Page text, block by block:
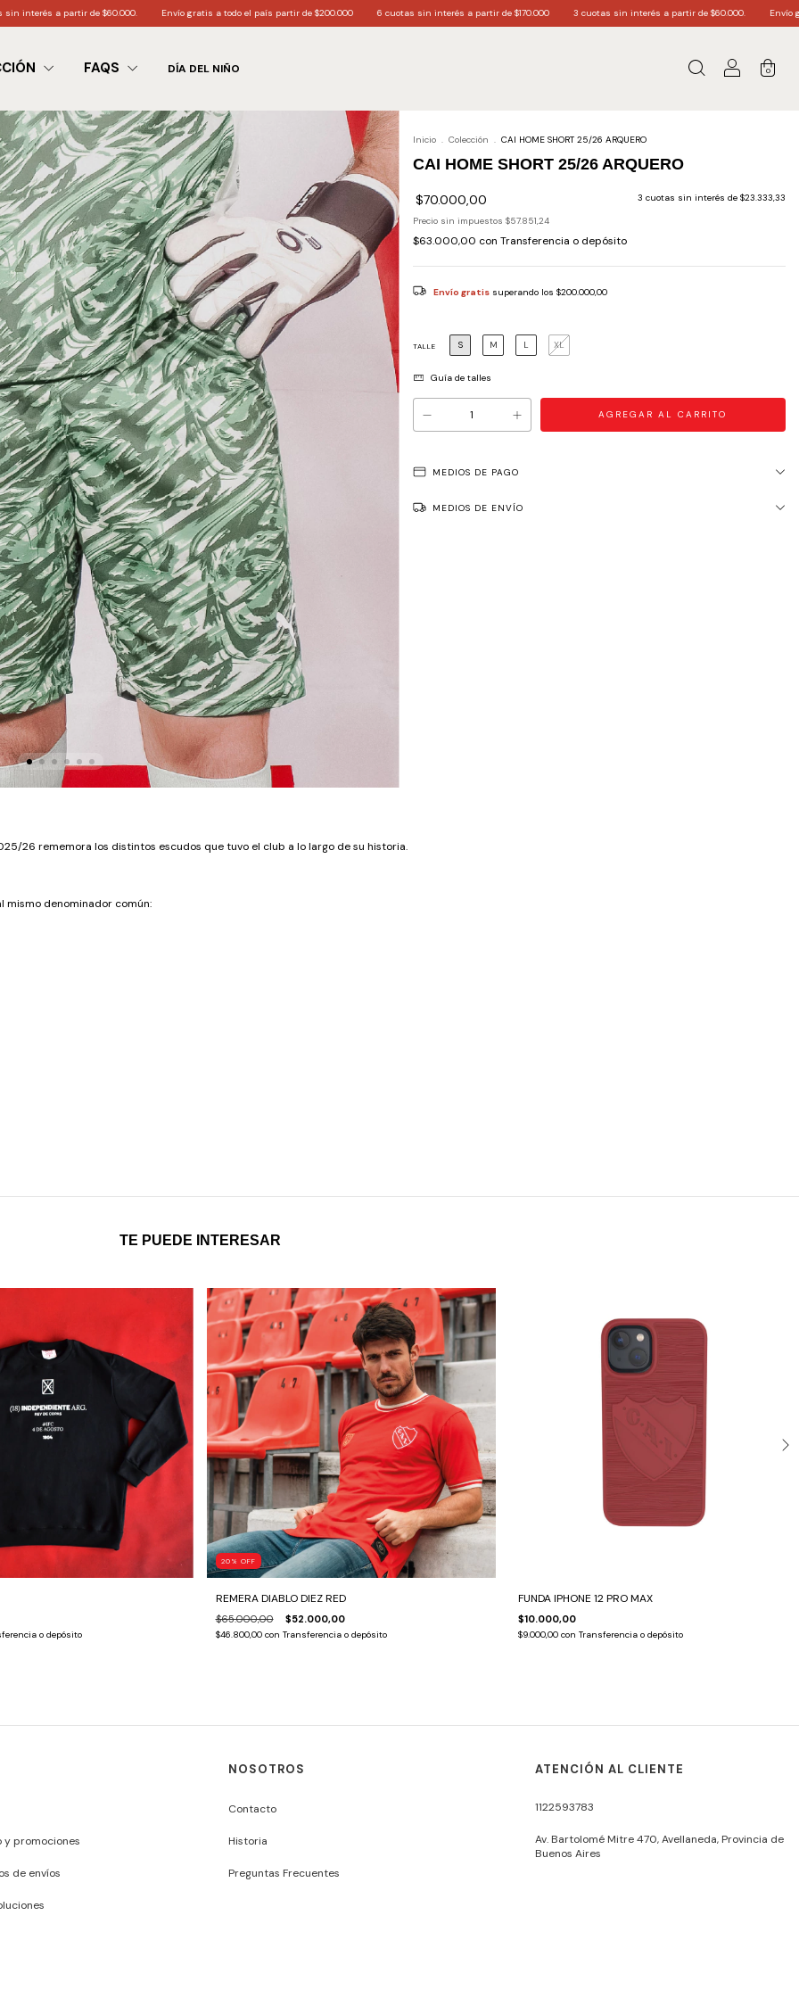
de $60.000. Envío gratis a todo el país partir de $200.000 6 cuotas sin interés a partir de $170.000 3 cuotas sin interés a partir de $60.000. Envío gratis a todo el
FAQS DÍA DEL NIÑO 0
Inicio . Colección . CAI HOME SHORT 25/26 ARQUERO
CAI HOME SHORT 25/26 ARQUERO
$70.000,00 3 cuotas sin interés de $23.333,33
Precio sin impuestos $57.851,24
$63.000,00 con Transferencia o depósito
Envío gratis superando los $200.000,00
TALLE S M L XL
Guía de talles
MEDIOS DE PAGO
MEDIOS DE ENVÍO
26 rememora los distintos escudos que tuvo el club a lo largo de su historia.
mismo denominador común:
TE PUEDE INTERESAR
o depósito
20 % OFF
REMERA DIABLO DIEZ RED
$65.000,00 $52.000,00
$46.800,00 con Transferencia o depósito
FUNDA IPHONE 12 PRO MAX
$10.000,00
$9.000,00con Transferencia o depósito
y promociones
de envíos
NOSOTROS
Contacto
Historia
Preguntas Frecuentes
ATENCIÓN AL CLIENTE
1122593783
Av. Bartolomé Mitre 470, Avellaneda, Provincia de
Buenos Aires